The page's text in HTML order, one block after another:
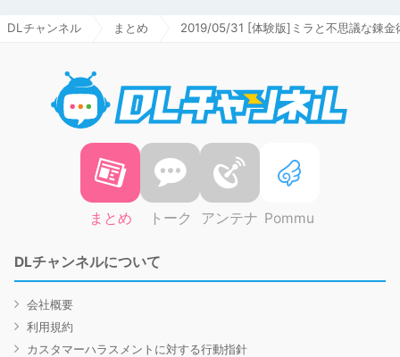
DLチャンネル まとめ 2019/05/31 [体験版]ミラと不思議な錬金
まとめ トーク アンテナ Pommu
DLチャンネルについて
会社概要
利用規約
カスタマーハラスメントに対する行動指針